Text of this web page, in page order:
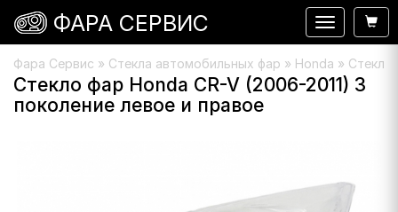
Фара Сервис » Стекла автомобильных фар » Honda » Стекло
Стекло фар Honda CR-V (2006-2011) 3
поколение левое и правое
Навигация
ФАРА СЕРВИС